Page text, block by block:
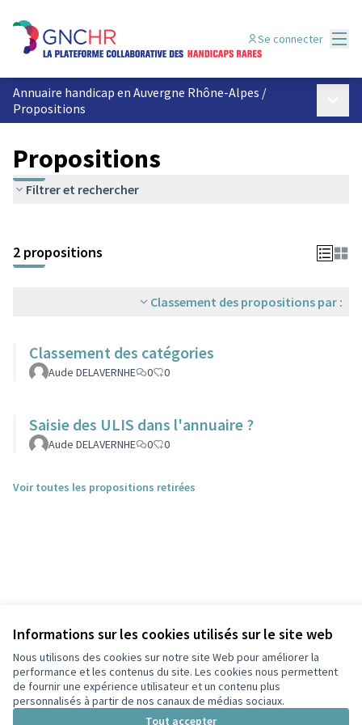
Informations sur les cookies utilisés sur le site web
Nous utilisons des cookies sur notre site Web pour améliorer la
performance et les contenus du site. Les cookies nous permettent
de fournir une expérience utilisateur et un contenu plus
personnalisés à partir de nos canaux de médias sociaux.
Tout accepter
Se connecter
Annuaire handicap en Auvergne Rhône-Alpes /
Propositions
Propositions
Filtrer et rechercher
2 propositions
Classement des propositions par :
Classement des catégories
Aude DELAVERNHE 0 0
Saisie des ULIS dans l'annuaire ?
Aude DELAVERNHE 0 0
Voir toutes les propositions retirées